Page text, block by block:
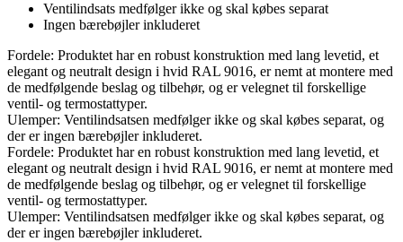
Ventilindsats medfølger ikke og skal købes separat
Ingen bærebøjler inkluderet
Fordele: Produktet har en robust konstruktion med lang levetid, et
elegant og neutralt design i hvid RAL 9016, er nemt at montere med
de medfølgende beslag og tilbehør, og er velegnet til forskellige
ventil- og termostattyper.
Ulemper: Ventilindsatsen medfølger ikke og skal købes separat, og
der er ingen bærebøjler inkluderet.
Fordele: Produktet har en robust konstruktion med lang levetid, et
elegant og neutralt design i hvid RAL 9016, er nemt at montere med
de medfølgende beslag og tilbehør, og er velegnet til forskellige
ventil- og termostattyper.
Ulemper: Ventilindsatsen medfølger ikke og skal købes separat, og
der er ingen bærebøjler inkluderet.